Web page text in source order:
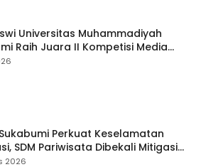
Universitas Muhammadiyah
Raih Juara II Kompetisi Media
Digital Tingkat Internasional
Perkuat Keselamatan
SDM Pariwisata Dibekali Mitigasi
Evakuasi
2026